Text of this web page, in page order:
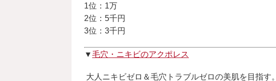
1位：1万
2位：5千円
3位：3千円
▼毛穴・ニキビのアクポレス
大人ニキビゼロ＆毛穴トラブルゼロの美肌を目指す。